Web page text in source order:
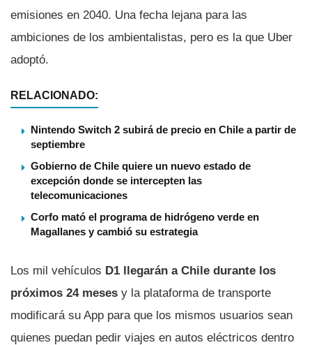
emisiones en 2040. Una fecha lejana para las
ambiciones de los ambientalistas, pero es la que Uber
adoptó.
RELACIONADO:
Nintendo Switch 2 subirá de precio en Chile a partir de
septiembre
Gobierno de Chile quiere un nuevo estado de
excepción donde se intercepten las
telecomunicaciones
Corfo mató el programa de hidrógeno verde en
Magallanes y cambió su estrategia
Los mil vehículos D1 llegarán a Chile durante los
próximos 24 meses y la plataforma de transporte
modificará su App para que los mismos usuarios sean
quienes puedan pedir viajes en autos eléctricos dentro